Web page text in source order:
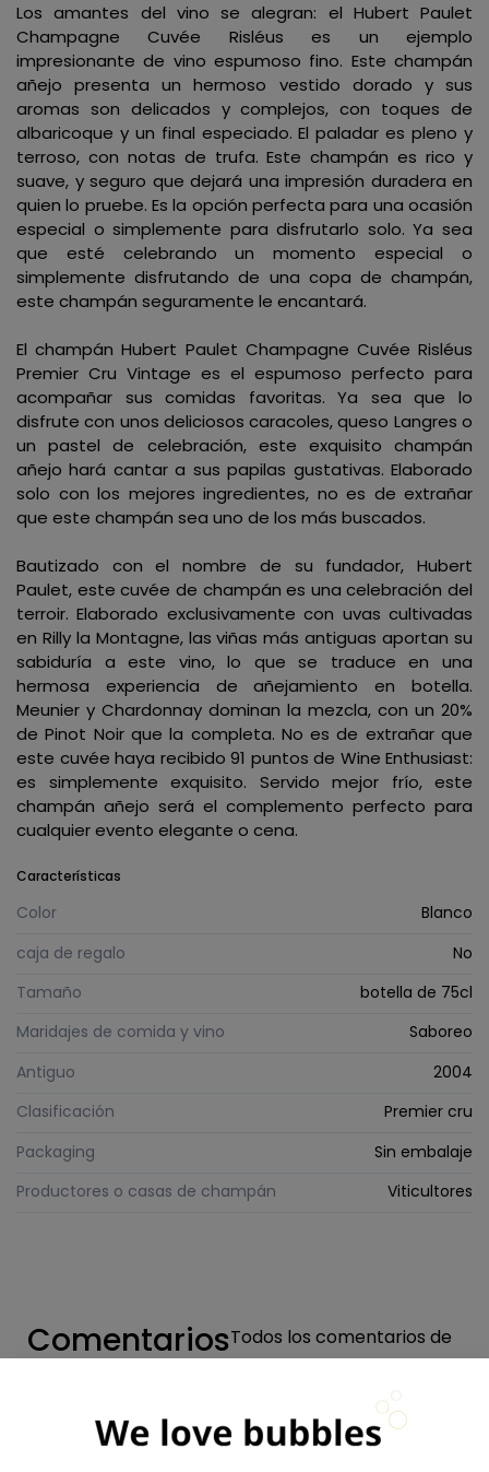
Los amantes del vino se alegran: el Hubert Paulet
Champagne Cuvée Risléus es un ejemplo
impresionante de vino espumoso fino. Este champán
añejo presenta un hermoso vestido dorado y sus
aromas son delicados y complejos, con toques de
albaricoque y un final especiado. El paladar es pleno y
terroso, con notas de trufa. Este champán es rico y
suave, y seguro que dejará una impresión duradera en
quien lo pruebe. Es la opción perfecta para una ocasión
especial o simplemente para disfrutarlo solo. Ya sea
que esté celebrando un momento especial o
simplemente disfrutando de una copa de champán,
este champán seguramente le encantará.
El champán Hubert Paulet Champagne Cuvée Risléus
Premier Cru Vintage es el espumoso perfecto para
acompañar sus comidas favoritas. Ya sea que lo
disfrute con unos deliciosos caracoles, queso Langres o
un pastel de celebración, este exquisito champán
añejo hará cantar a sus papilas gustativas. Elaborado
solo con los mejores ingredientes, no es de extrañar
que este champán sea uno de los más buscados.
Bautizado con el nombre de su fundador, Hubert
Paulet, este cuvée de champán es una celebración del
terroir. Elaborado exclusivamente con uvas cultivadas
en Rilly la Montagne, las viñas más antiguas aportan su
sabiduría a este vino, lo que se traduce en una
hermosa experiencia de añejamiento en botella.
Meunier y Chardonnay dominan la mezcla, con un 20%
de Pinot Noir que la completa. No es de extrañar que
este cuvée haya recibido 91 puntos de Wine Enthusiast:
es simplemente exquisito. Servido mejor frío, este
champán añejo será el complemento perfecto para
cualquier evento elegante o cena.
Características
Color
Blanco
caja de regalo
No
Tamaño
botella de 75cl
Maridajes de comida y vino
Saboreo
Antiguo
2004
Clasificación
Premier cru
Packaging
Sin embalaje
Productores o casas de champán
Viticultores
ComentariosTodos los comentarios de
Valoraciones